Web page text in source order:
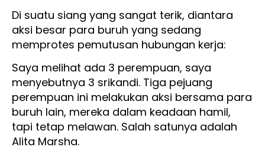
Di suatu siang yang sangat terik, diantara
aksi besar para buruh yang sedang
memprotes pemutusan hubungan kerja:
Saya melihat ada 3 perempuan, saya
menyebutnya 3 srikandi. Tiga pejuang
perempuan ini melakukan aksi bersama para
buruh lain, mereka dalam keadaan hamil,
tapi tetap melawan. Salah satunya adalah
Alita Marsha.